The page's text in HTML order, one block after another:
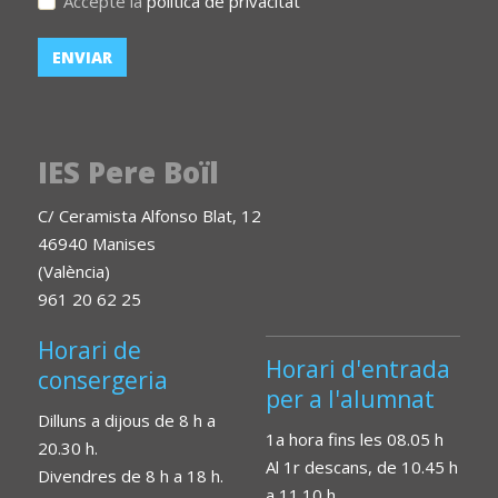
IES Pere Boïl
C/ Ceramista Alfonso Blat, 12
46940 Manises
(València)
961 20 62 25
Horari de
consergeria
Dilluns a dijous de 8 h a
20.30 h.
Divendres de 8 h a 18 h.
Horari d'entrada
per a l'alumnat
1a hora fins les 08.05 h
Al 1r descans, de 10.45 h